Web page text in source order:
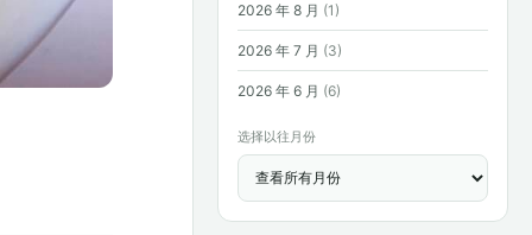
2026 年 8 月 (1)
2026 年 7 月 (3)
2026 年 6 月 (6)
选择以往月份